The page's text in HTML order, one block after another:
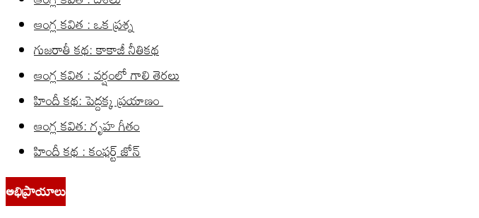
ఆంగ్ల కవిత : ఒక ప్రశ్న
గుజరాతీ కథ: కాకాజీ నీతికథ
ఆంగ్ల కవిత : వర్షంలో గాలి తెరలు
హిందీ కథ: పెద్దక్క ప్రయాణం
ఆంగ్ల కవిత: గృహ గీతం
హిందీ కథ : కంఫర్ట్ జోన్
అభిప్రాయాలు